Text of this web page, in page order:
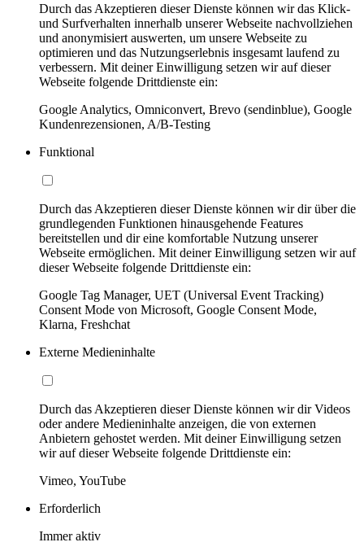
Durch das Akzeptieren dieser Dienste können wir das Klick-
und Surfverhalten innerhalb unserer Webseite nachvollziehen
und anonymisiert auswerten, um unsere Webseite zu
optimieren und das Nutzungserlebnis insgesamt laufend zu
verbessern. Mit deiner Einwilligung setzen wir auf dieser
Webseite folgende Drittdienste ein:
Google Analytics, Omniconvert, Brevo (sendinblue), Google
Kundenrezensionen, A/B-Testing
Funktional
Durch das Akzeptieren dieser Dienste können wir dir über die
grundlegenden Funktionen hinausgehende Features
bereitstellen und dir eine komfortable Nutzung unserer
Webseite ermöglichen. Mit deiner Einwilligung setzen wir auf
dieser Webseite folgende Drittdienste ein:
Google Tag Manager, UET (Universal Event Tracking)
Consent Mode von Microsoft, Google Consent Mode,
Klarna, Freshchat
Externe Medieninhalte
Durch das Akzeptieren dieser Dienste können wir dir Videos
oder andere Medieninhalte anzeigen, die von externen
Anbietern gehostet werden. Mit deiner Einwilligung setzen
wir auf dieser Webseite folgende Drittdienste ein:
Vimeo, YouTube
Erforderlich
Immer aktiv